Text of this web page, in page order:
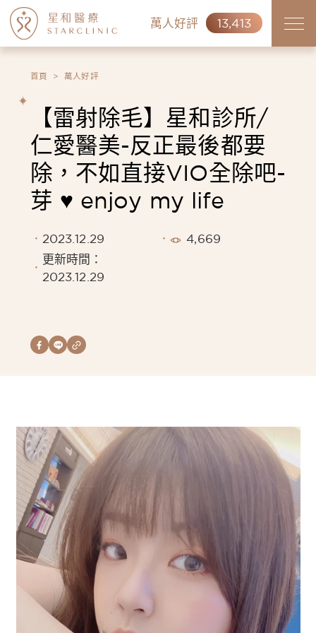
萬人好評 13,413
首頁 萬人好評
【雷射除毛】星和診所/
仁愛醫美-反正最後都要
除，不如直接VIO全除吧-
芽 ♥ enjoy my life
2023.12.29
4,669
更新時間：
2023.12.29